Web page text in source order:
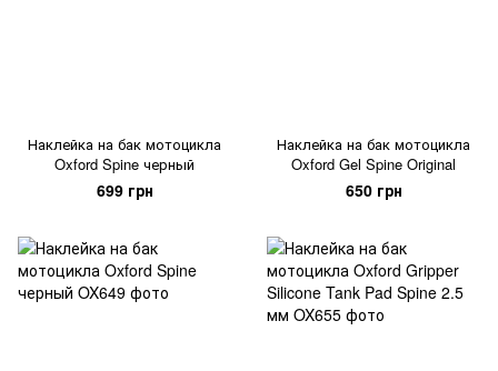
Наклейка на бак мотоцикла
Oxford Spine черный
699 грн
Наклейка на бак мотоцикла
Oxford Gel Spine Original
650 грн